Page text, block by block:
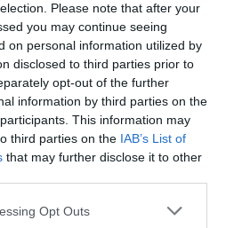
Please note that after your
you may continue seeing
on personal information utilized by
disclosed to third parties prior to
opt-out of the further
information by third parties on the
This information may
third parties on the IAB’s List of
that may further disclose it to other
Opt Outs
kontakt telefoniczny jak
PRODUKTU